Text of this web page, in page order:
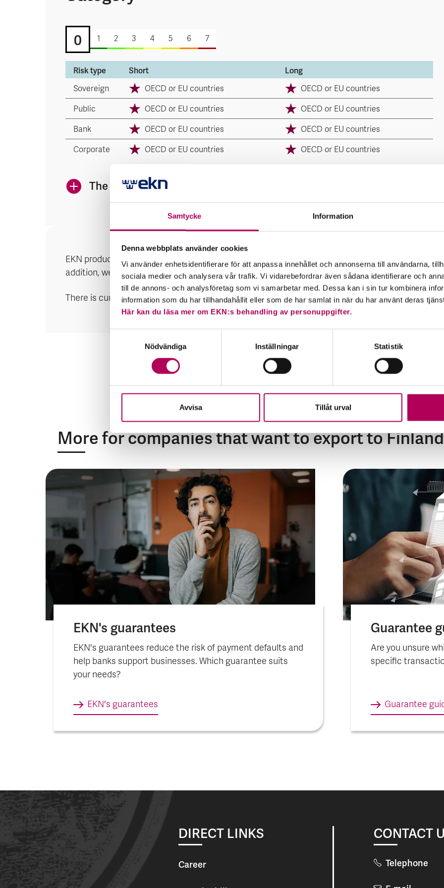
Samtycke Information
Denna webbplats använder cookies
Vi använder enhetsidentifierare för att anpassa innehållet och annonserna till användarna,
sociala medier och analysera vår trafik. Vi vidarebefordrar även sådana identifierare och
till de annons- och analysföretag som vi samarbetar med. Dessa kan i sin tur kombinera
information som du har tillhandahållit eller som de har samlat in när du har använt deras
Här kan du läsa mer om EKN:s behandling av personuppgifter.
Nödvändiga
Inställningar Statistik
Avvisa Tillåt urval
0 1 2 3 4 5 6 7
Risk type Short Long
Sovereign OECD or EU countries OECD or EU countries
Public OECD or EU countries OECD or EU countries
Bank OECD or EU countries OECD or EU countries
Corporate OECD or EU countries OECD or EU countries
The icons indicate EKN's risk assessment.
EKN produce country risk analyses for the around 25 countries across the world that have the
addition, we publish analyses for other countries depending on the risk development and
There is currently no country risk analysis for Finland.
More for companies that want to export to Finland
EKN's guarantees
EKN's guarantees reduce the risk of payment defaults and
help banks support businesses. Which guarantee suits
your needs?
EKN's guarantees
Guarantee
Are you unsure
specific
Guarantee
DIRECT LINKS
Career
CONTACT
Telephone